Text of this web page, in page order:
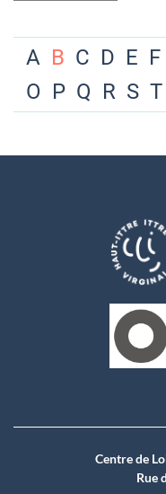
A B C D E F
O P Q R S T
Centre de
Rue